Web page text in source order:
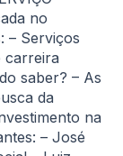
no
– Serviços
carreira
saber? – As
da
na
– José